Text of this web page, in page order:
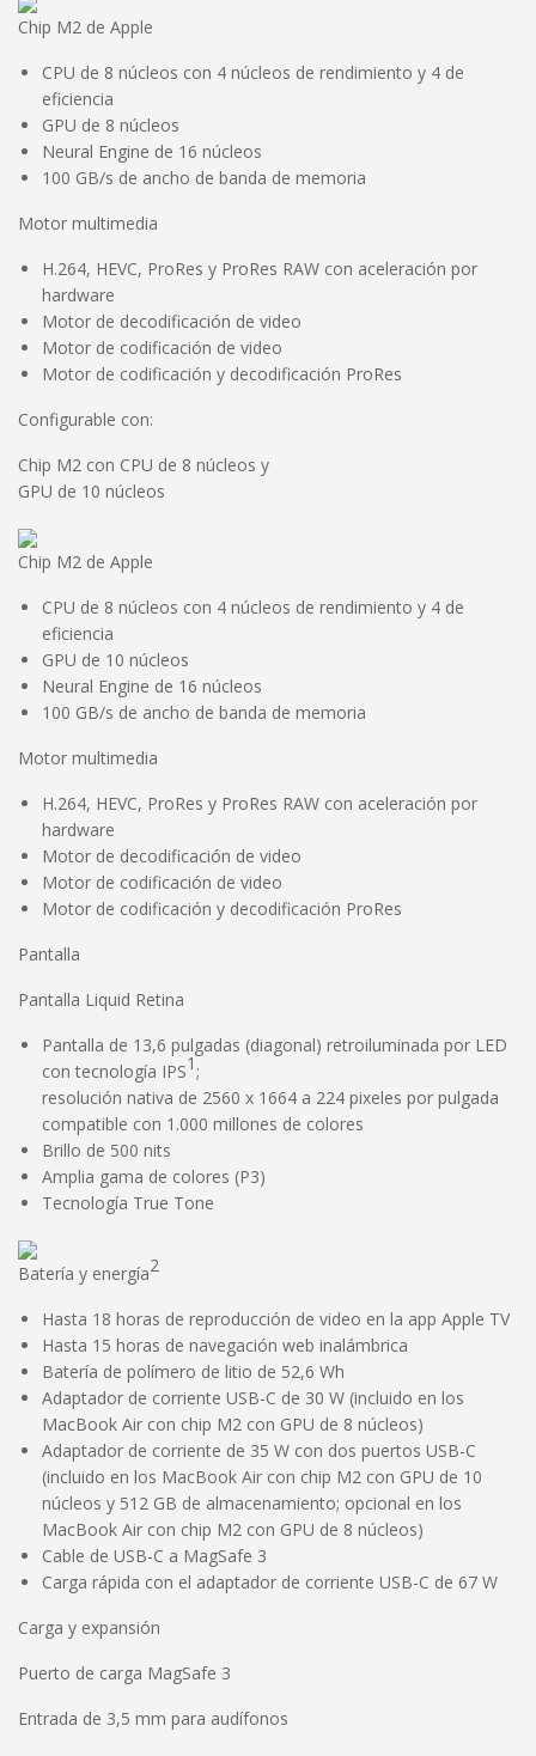
Chip M2 de Apple
CPU de 8 núcleos con 4 núcleos de rendimiento y 4 de
eficiencia
GPU de 8 núcleos
Neural Engine de 16 núcleos
100 GB/s de ancho de banda de memoria
Motor multimedia
H.264, HEVC, ProRes y ProRes RAW con aceleración por
hardware
Motor de decodificación de video
Motor de codificación de video
Motor de codificación y decodificación ProRes
Configurable con:
Chip M2 con CPU de 8 núcleos y
GPU de 10 núcleos
Chip M2 de Apple
CPU de 8 núcleos con 4 núcleos de rendimiento y 4 de
eficiencia
GPU de 10 núcleos
Neural Engine de 16 núcleos
100 GB/s de ancho de banda de memoria
Motor multimedia
H.264, HEVC, ProRes y ProRes RAW con aceleración por
hardware
Motor de decodificación de video
Motor de codificación de video
Motor de codificación y decodificación ProRes
Pantalla
Pantalla Liquid Retina
Pantalla de 13,6 pulgadas (diagonal) retroiluminada por LED
con tecnología IPS1;
resolución nativa de 2560 x 1664 a 224 pixeles por pulgada
compatible con 1.000 millones de colores
Brillo de 500 nits
Amplia gama de colores (P3)
Tecnología True Tone
Batería y energía2
Hasta 18 horas de reproducción de video en la app Apple TV
Hasta 15 horas de navegación web inalámbrica
Batería de polímero de litio de 52,6 Wh
Adaptador de corriente USB-C de 30 W (incluido en los
MacBook Air con chip M2 con GPU de 8 núcleos)
Adaptador de corriente de 35 W con dos puertos USB-C
(incluido en los MacBook Air con chip M2 con GPU de 10
núcleos y 512 GB de almacenamiento; opcional en los
MacBook Air con chip M2 con GPU de 8 núcleos)
Cable de USB-C a MagSafe 3
Carga rápida con el adaptador de corriente USB-C de 67 W
Carga y expansión
Puerto de carga MagSafe 3
Entrada de 3,5 mm para audífonos